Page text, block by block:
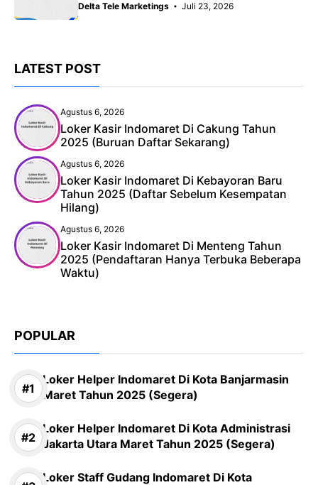
Delta Tele Marketings Juli 23, 2026
LATEST POST
Agustus 6, 2026
Loker Kasir Indomaret Di Cakung Tahun
2025 (Buruan Daftar Sekarang)
Agustus 6, 2026
Loker Kasir Indomaret Di Kebayoran Baru
Tahun 2025 (Daftar Sebelum Kesempatan
Hilang)
Agustus 6, 2026
Loker Kasir Indomaret Di Menteng Tahun
2025 (Pendaftaran Hanya Terbuka Beberapa
Waktu)
POPULAR
Loker Helper Indomaret Di Kota Banjarmasin
Maret Tahun 2025 (Segera)
Loker Helper Indomaret Di Kota Administrasi
Jakarta Utara Maret Tahun 2025 (Segera)
Loker Staff Gudang Indomaret Di Kota